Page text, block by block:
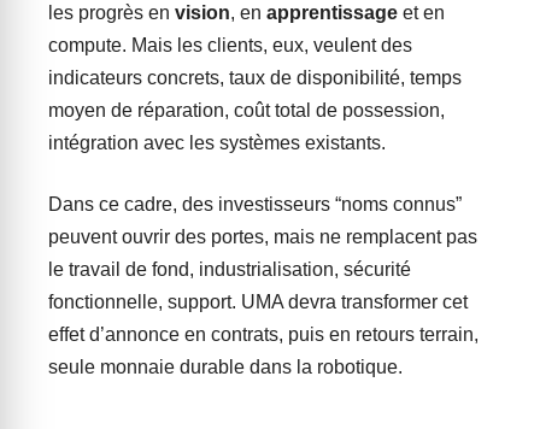
les progrès en vision, en apprentissage et en
compute. Mais les clients, eux, veulent des
indicateurs concrets, taux de disponibilité, temps
moyen de réparation, coût total de possession,
intégration avec les systèmes existants.
Dans ce cadre, des investisseurs “noms connus”
peuvent ouvrir des portes, mais ne remplacent pas
le travail de fond, industrialisation, sécurité
fonctionnelle, support. UMA devra transformer cet
effet d’annonce en contrats, puis en retours terrain,
seule monnaie durable dans la robotique.